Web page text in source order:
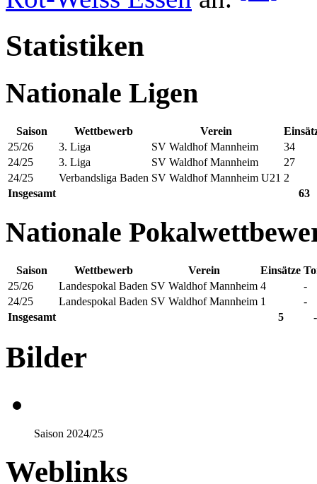
Statistiken
Nationale Ligen
Saison Wettbewerb Verein
25/26
3. Liga SV Waldhof Mannheim
34
24/25
3. Liga SV Waldhof Mannheim
27
24/25
Verbandsliga Baden SV Waldhof Mannheim U21 2
Insgesamt
63
Nationale
Saison Wettbewerb Verein Einsätze
25/26
Landespokal Baden SV Waldhof Mannheim 4
-
24/25
Landespokal Baden SV Waldhof Mannheim 1
-
Insgesamt
5 -
Bilder
Saison 2024/25
Weblinks